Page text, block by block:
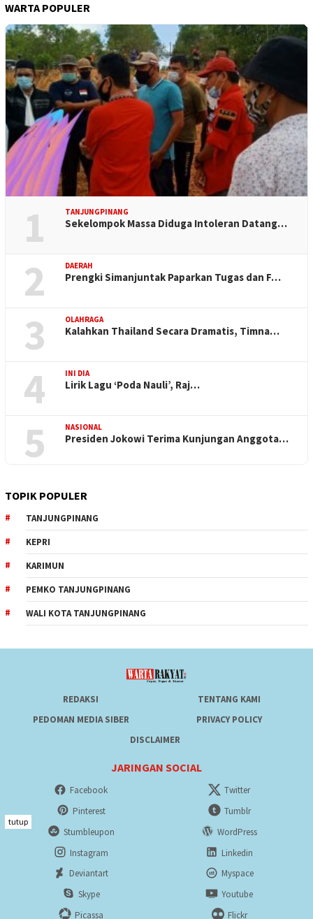
WARTA POPULER
1 TANJUNGPINANG
Sekelompok Massa Diduga Intoleran Datang…
2 DAERAH
Prengki Simanjuntak Paparkan Tugas dan F…
3 OLAHRAGA
Kalahkan Thailand Secara Dramatis, Timna…
4 INI DIA
Lirik Lagu ‘Poda Nauli’, Raj…
5 NASIONAL
Presiden Jokowi Terima Kunjungan Anggota…
TOPIK POPULER
TANJUNGPINANG
KEPRI
KARIMUN
PEMKO TANJUNGPINANG
WALI KOTA TANJUNGPINANG
REDAKSI
TENTANG KAMI
PEDOMAN MEDIA SIBER
PRIVACY POLICY
DISCLAIMER
JARINGAN SOCIAL
Facebook
Twitter
Pinterest
Tumblr
Stumbleupon
WordPress
Instagram
Linkedin
Deviantart
Myspace
Skype
Youtube
Picassa
Flickr
tutup